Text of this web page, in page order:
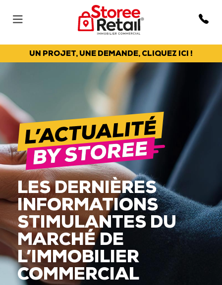
UN PROJET, UNE DEMANDE, CLIQUEZ ICI !
LES DERNIÈRES
INFORMATIONS
STIMULANTES DU
MARCHÉ DE
L’IMMOBILIER
COMMERCIAL